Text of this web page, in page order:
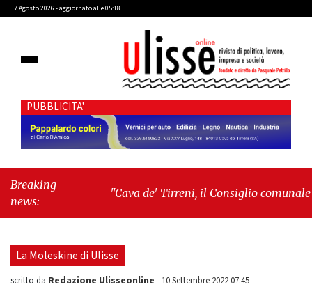
7 Agosto 2026 - aggiornato alle 05:18
PUBBLICITA'
Breaking
news:
"Cava de' Tirreni, il Consiglio comunale
Mare, giornata storica: la ceramica ammessa
alla fase europea per l’IGP"
La Moleskine di Ulisse
scritto da Redazione Ulisseonline - 10 Settembre 2022 07:45